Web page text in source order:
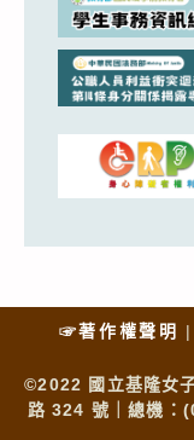
☞著作權聲明
©2022 國立基隆女
路 324 號｜總機：